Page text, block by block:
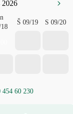
2026
Š 09/19 S 09/20
454 60 230